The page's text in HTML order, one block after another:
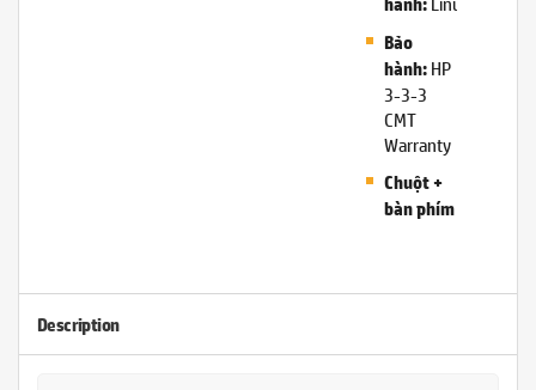
Bảo
hành:HP
3-3-3
CMT
Warranty
Chuột +
bàn phím
Description